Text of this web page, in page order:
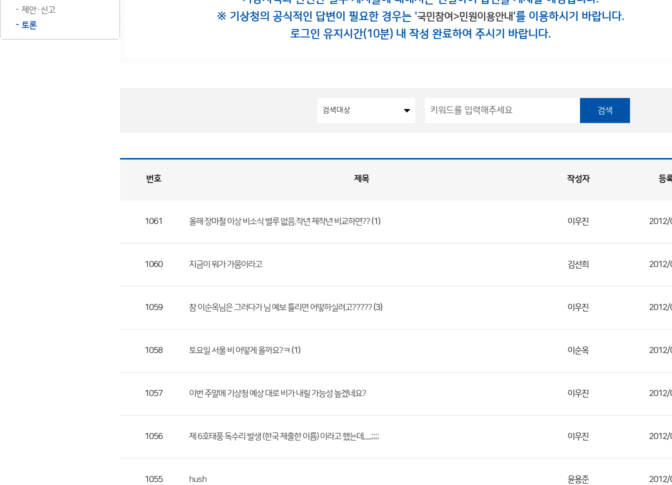
제안·신고
토론
※ 기상청의 공식적인 답변이 필요한 경우는 '국민참여>민원이용안내'를 이용하시기 바랍니다.
로그인 유지시간(10분) 내 작성 완료하여 주시기 바랍니다.
검색
로
제
성
번호 제목 작성자 등
1061 올해 장마철 이상 비소식 별루 없음.작년 제작년 비교하면?? (1) 이우진 2012/
1060 지금이 뭐가 가뭄이라고 김선희 2012/
1059 참 이순옥님은 그러다가 님 예보 틀리면 어떻하실려고????? (3) 이우진 2012/
1058 토요일 서울 비 어떻게 올까요?ㅋ (1) 이순옥 2012/
1057 이번 주말에 기상청 예상 대로 비가 내릴 가능성 높겠네요? 이우진 2012/
1056 제 6호태풍 독수리 발생 (한국 제출한 이름) 이라고 했는데.....;;;; 이우진 2012/
1055 hush 윤용준 2012/